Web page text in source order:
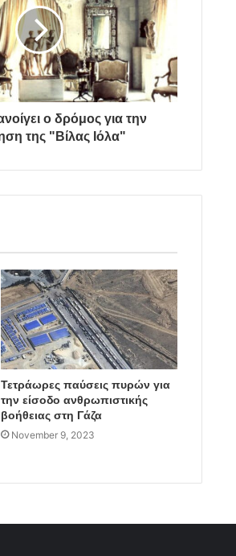
ο δρόμος για την
της "Βίλας Ιόλα"
Τετράωρες παύσεις πυρών για
την είσοδο ανθρωπιστικής
βοήθειας στη Γάζα
November 9, 2023